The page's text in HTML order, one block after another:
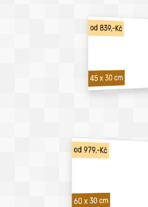
od 839,-Kč
45 x 30 cm
od 979,-Kč
60 x 30 cm